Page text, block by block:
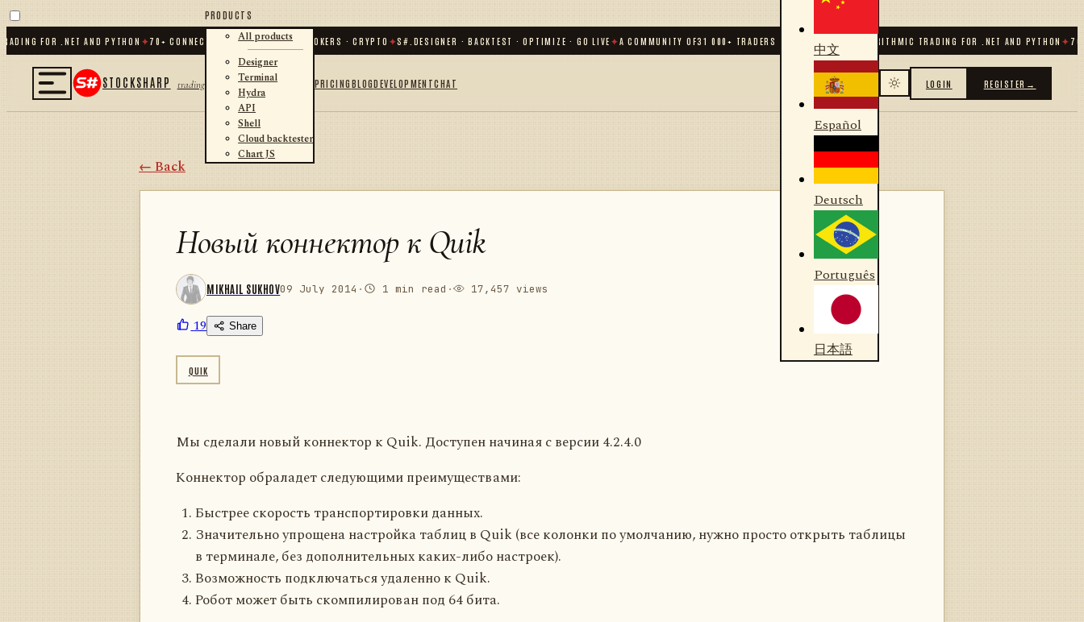
FOR .NET AND PYTHON✦70 + CONNECTORS · EXCHANGES · BROKERS · CRYPTO✦S#.DESIGNER · BACKTEST · OPTIMIZE · GO LIVE✦A COMMUNITY OF 31 000+ TRADERS & DEVELOPERS ✦ ALGORITHMIC TRADING FOR .NET AND PYTHON✦70+
STOCKSHARP trading
PRODUCTS
All products
Designer
Terminal
Hydra
API
Shell
Cloud backtester
Chart JS
PRICINGBLOGDEVELOPMENTCHAT
中文
Español
Deutsch
Português
日本語
LOGIN REGISTER →
← Back
Новый коннектор к Quik
MIKHAIL SUKHOV09 July 2014 · 1 min read · 17,457 views
19 Share
QUIK
Мы сделали новый коннектор к Quik. Доступен начиная с версии 4.2.4.0
Коннектор обраладет следующими преимуществами:
Быстрее скорость транспортировки данных.
Значительно упрощена настройка таблиц в Quik (все колонки по умолчанию, нужно просто открыть таблицы
в терминале, без дополнительных каких-либо настроек).
Возможность подключаться удаленно к Quik.
Робот может быть скомпилирован под 64 бита.